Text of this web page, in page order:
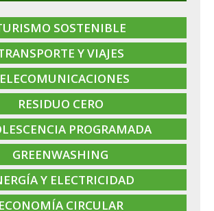
SOSTENIBLE
Y VIAJES
RESIDUO CERO
PROGRAMADA
GREENWASHING
Y ELECTRICIDAD
ECONOMÍA CIRCULAR